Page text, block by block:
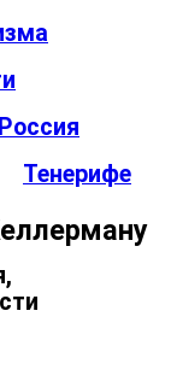
Россия
Тенерифе